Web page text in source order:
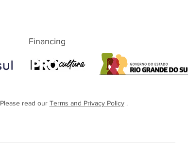
Financing
Please read our Terms and Privacy Policy.